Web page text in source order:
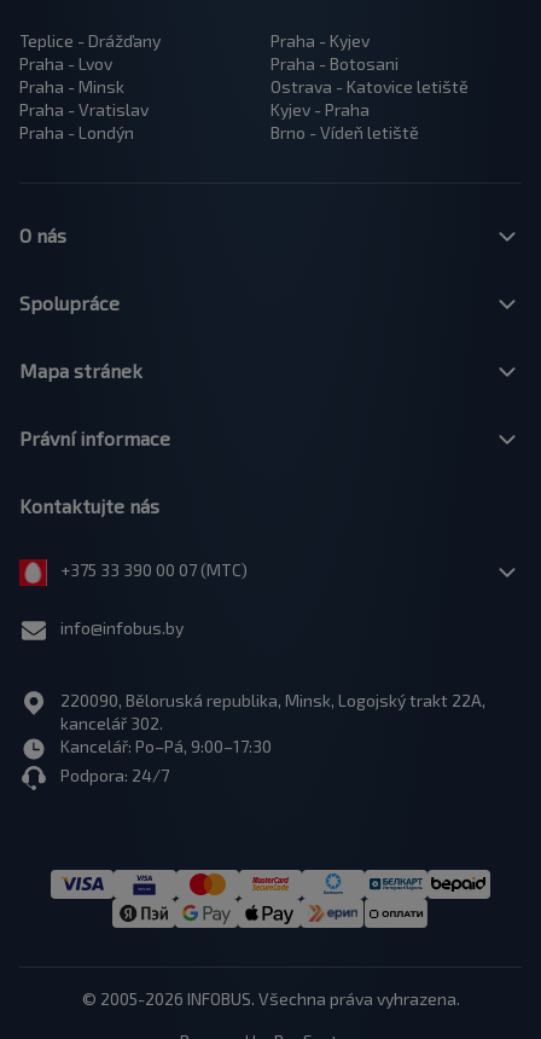
Teplice - Drážďany
Praha - Lvov
Praha - Minsk
Praha - Vratislav
Praha - Londýn
Praha - Kyjev
Praha - Botosani
Ostrava - Katovice letiště
Kyjev - Praha
Brno - Vídeň letiště
O nás
Spolupráce
Mapa stránek
Právní informace
Kontaktujte nás
+375 33 390 00 07 (МТС)
info@infobus.by
220090, Běloruská republika, Minsk, Logojský trakt 22A,
kancelář 302.
Kancelář: Po–Pá, 9:00–17:30
Podpora: 24/7
© 2005-2026 INFOBUS. Všechna práva vyhrazena.